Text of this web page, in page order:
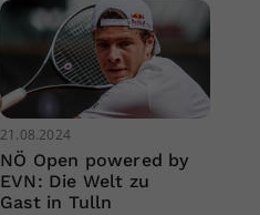
21.08.2024
NÖ Open powered by
EVN: Die Welt zu
Gast in Tulln